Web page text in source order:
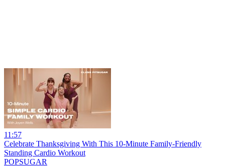
11:57
Celebrate Thanksgiving With This 10-Minute Family-Friendly
Standing Cardio Workout
POPSUGAR